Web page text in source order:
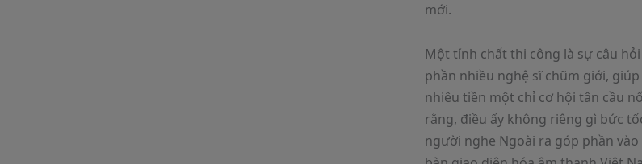
mới.
Một tính chất thi công là sự câu
phần nhiều nghệ sĩ chũm giới,
nhiêu tiền một chỉ cơ hội tân cầu
rằng, điều ấy không riêng gì bức
người nghe Ngoài ra góp phần